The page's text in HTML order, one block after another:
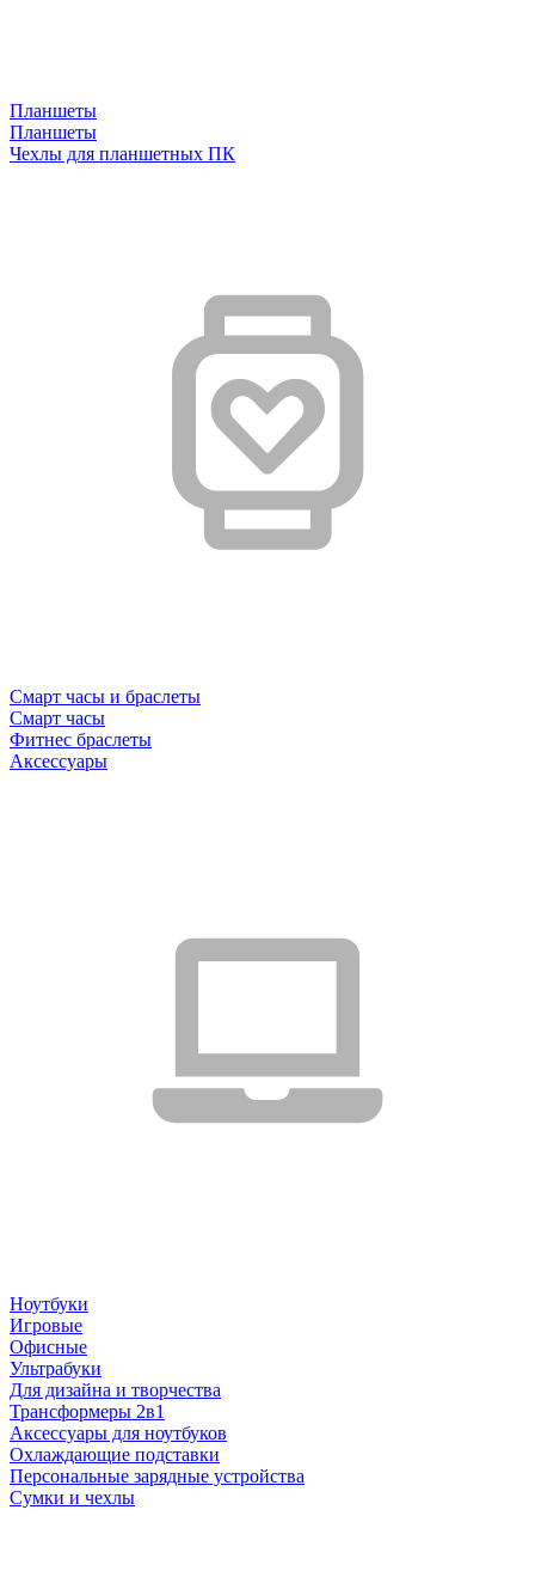
Планшеты
Планшеты
Чехлы для планшетных ПК
Смарт часы и браслеты
Смарт часы
Фитнес браслеты
Аксессуары
Ноутбуки
Игровые
Офисные
Ультрабуки
Для дизайна и творчества
Трансформеры 2в1
Аксессуары для ноутбуков
Охлаждающие подставки
Персональные зарядные устройства
Сумки и чехлы